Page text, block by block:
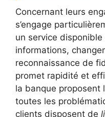
Concernant leurs
s’engage
un service
informations,
reconnaissance de
promet rapidité et
la banque proposent
toutes les
clients disposent de